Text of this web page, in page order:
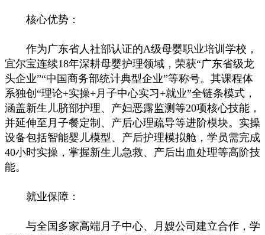
核心优势：
作为广东省人社部认证的A级母婴职业培训学校，
宜尔宝连续18年深耕母婴护理领域，荣获“广东省级龙
头企业”“中国商务部统计典型企业”等称号。其课程体
系独创“理论+实操+月子中心实习+就业”全链条模式，
涵盖新生儿脐部护理、产妇恶露监测等20项核心技能，
并延伸至月子餐定制、产后心理疏导等进阶模块。实操
设备包括智能婴儿模型、产后护理模拟舱，学员需完成
40小时实操，掌握新生儿急救、产后出血处理等高阶技
能。
就业保障：
与全国多家高端月子中心、月嫂公司建立合作，学